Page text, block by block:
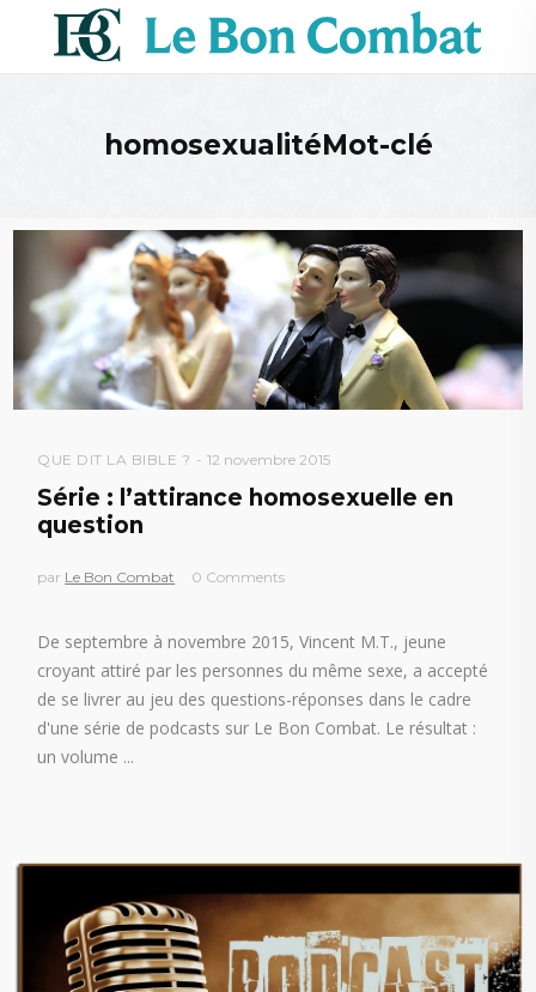
homosexualitéMot-clé
QUE DIT LA BIBLE ? 12 novembre 2015
Série : l’attirance homosexuelle en
question
par Le Bon Combat 0 Comments
De septembre à novembre 2015, Vincent M.T., jeune
croyant attiré par les personnes du même sexe, a accepté
de se livrer au jeu des questions-réponses dans le cadre
d'une série de podcasts sur Le Bon Combat. Le résultat :
un volume